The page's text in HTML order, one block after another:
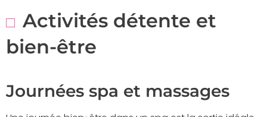
Activités détente et
bien-être
Journées spa et massages